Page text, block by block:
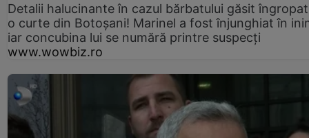
Detalii halucinante în cazul bărbatului găsit
o curte din Botoșani! Marinel a fost înjunghiat în
iar concubina lui se numără printre suspecți
www.wowbiz.ro